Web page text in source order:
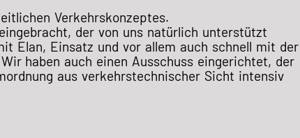
Verkehrskonzeptes.
der von uns natürlich unterstützt
Elan, Einsatz und vor allem auch schnell mit der
haben auch einen Ausschuss eingerichtet, der
aus verkehrstechnischer Sicht intensiv